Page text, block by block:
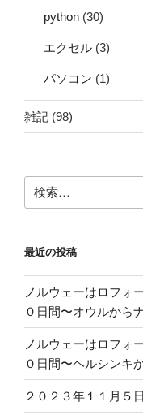
python (30)
エクセル (3)
パソコン (1)
雑記 (98)
索:
最近の投稿
ノルウェーはロフォ
０日間〜オウルから
ノルウェーはロフォ
０日間〜ヘルシンキ
２０２３年１１月５